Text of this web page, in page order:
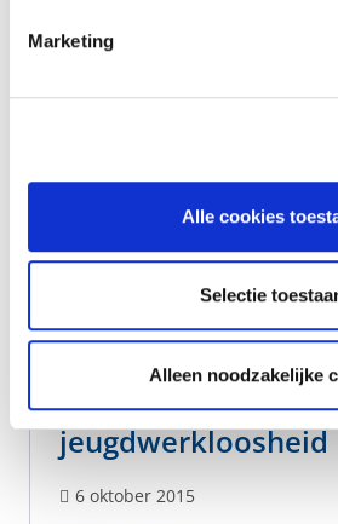
Marketing
Alle cookies
Selectie
Alleen noodzakelijke
Persberichten:
schoolverlaten en
jeugdwerkloosheid
6 oktober 2015